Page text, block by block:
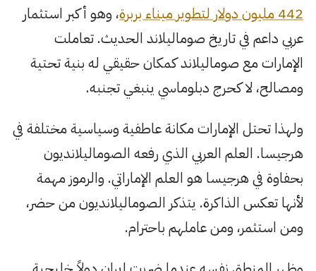
442 مليون دولار لتطوير ميناء بربرة
، وهو أكبر استثمار
عربي داعم في تاريخ صوماليلاند الحديث. تعاملت
الإمارات مع صوماليلاند كمكان حقيقي له بنية تحتية
ومصالح، لا كحرج دبلوماسي ينبغي تجنبه.
ولهذا تحتل الإمارات مكانة عاطفية وسياسية مختلفة في
هرجيسا. العلم العربي الذي رفعه الصوماليلانديون
بحفاوة في هرجيسا هو العلم الإماراتي. والرموز مهمة
لأنها تعكس الذاكرة. يتذكر الصوماليلانديون من حضر،
ومن استثمر، ومن عاملهم باحترام.